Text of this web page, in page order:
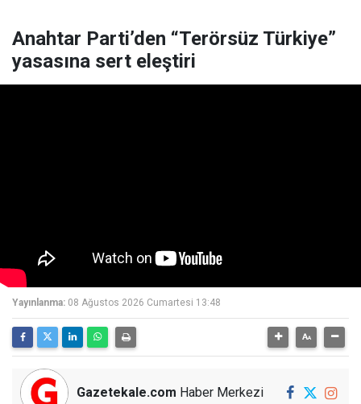
Anahtar Parti’den “Terörsüz Türkiye”
yasasına sert eleştiri
Yayınlanma: 08 Ağustos 2026 Cumartesi 13:48
Gazetekale.com Haber Merkezi